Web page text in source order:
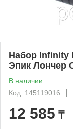
Набор Infinity
Эпик Лончер
В наличии
Код: 145119016
12 585 ₸